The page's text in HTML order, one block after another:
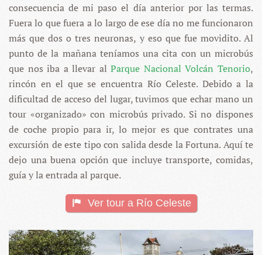
consecuencia de mi paso el día anterior por las termas.
Fuera lo que fuera a lo largo de ese día no me funcionaron
más que dos o tres neuronas, y eso que fue movidito. Al
punto de la mañana teníamos una cita con un microbús
que nos iba a llevar alParque Nacional Volcán Tenorio,
rincón en el que se encuentra Río Celeste. Debido a la
dificultad de acceso del lugar, tuvimos que echar mano un
tour «organizado» con microbús privado. Si no dispones
de coche propio para ir, lo mejor es que contrates una
excursión de este tipo con salida desde la Fortuna. Aquí te
dejo una buena opción que incluye transporte, comidas,
guía y la entrada al parque.
Ver tour a Río Celeste